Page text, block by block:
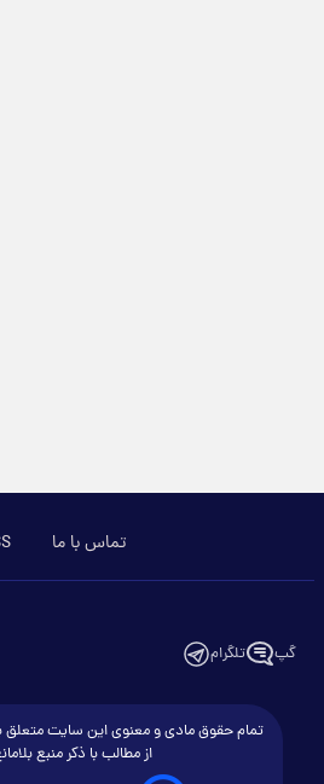
تماس با ما
گپ تلگرام
تمام حقوق مادی و معنوی این سایت متعلق
از مطالب با ذکر منبع